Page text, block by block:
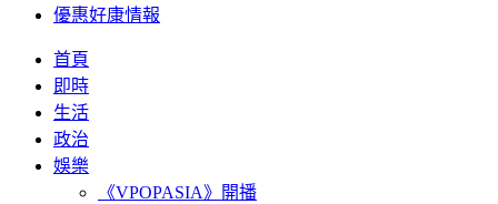
優惠好康情報
首頁
即時
生活
政治
娛樂
《VPOPASIA》開播